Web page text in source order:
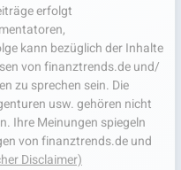
erfolgt
kann bezüglich der Inhalte
von finanztrends.de und/
zu sprechen sein. Die
usw. gehören nicht
Ihre Meinungen spiegeln
von finanztrends.de und
Disclaimer)